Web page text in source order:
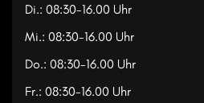
Di.: 08:30-16.00 Uhr
Mi.: 08:30-16.00 Uhr
Do.: 08:30-16.00 Uhr
Fr.: 08:30-16.00 Uhr